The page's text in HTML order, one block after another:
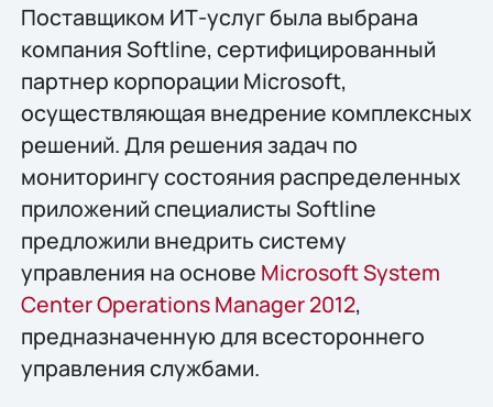
Поставщиком ИТ-услуг была выбрана
компания Softline, сертифицированный
партнер корпорации Microsoft,
осуществляющая внедрение комплексных
решений. Для решения задач по
мониторингу состояния распределенных
приложений специалисты Softline
предложили внедрить систему
управления на основе Microsoft System
Center Operations Manager 2012,
предназначенную для всестороннего
управления службами.